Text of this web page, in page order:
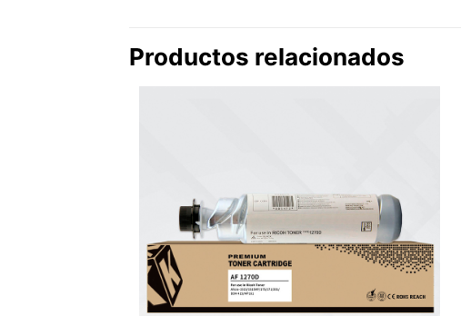
Productos relacionados